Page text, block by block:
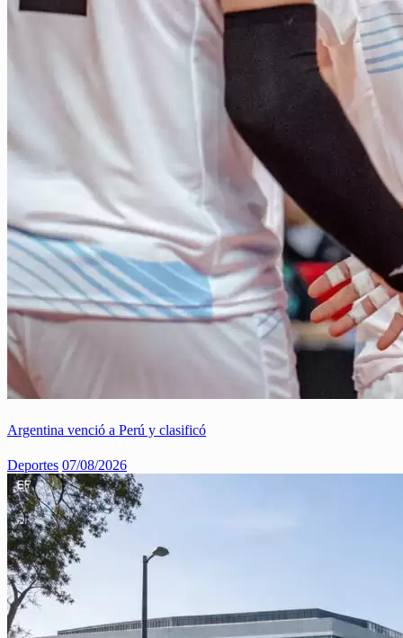
Argentina venció a Perú y clasificó
Deportes 07/08/2026